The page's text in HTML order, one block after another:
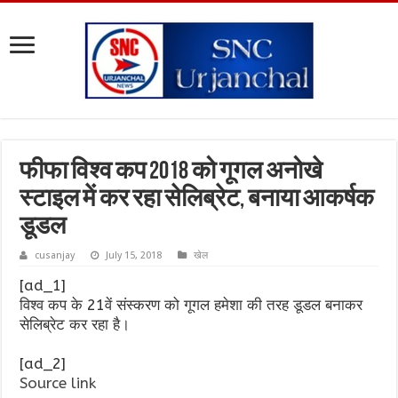
फीफा विश्व कप 2018 को गूगल अनोखे
स्टाइल में कर रहा सेलिब्रेट, बनाया आकर्षक
डूडल
cusanjay July 15, 2018 खेल
[ad_1]
विश्व कप के 21वें संस्करण को गूगल हमेशा की तरह डूडल बनाकर
सेलिब्रेट कर रहा है।
[ad_2]
Source link